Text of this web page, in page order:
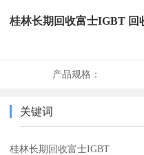
桂林长期回收富士IGBT 回
产品规格：
关键词
桂林长期回收富士IGBT